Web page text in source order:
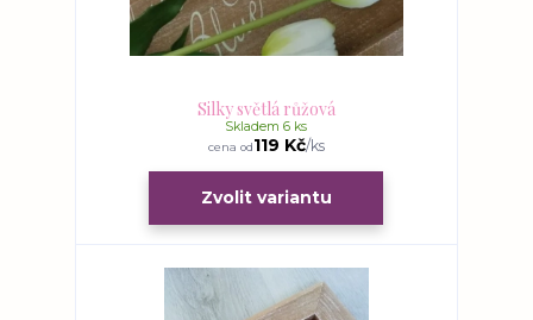
Silky světlá růžová
cena od119 Kč/ks
Skladem 6 ks
Zvolit variantu